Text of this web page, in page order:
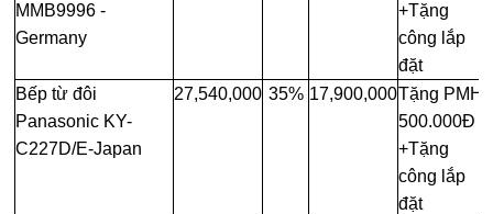
MMB9996 -
Germany
+Tặng
công lắp
đặt
Bếp từ đôi
Panasonic KY-
C227D/E-Japan
27,540,000 35% 17,900,000Tặng PMH
500.000Đ
+Tặng
công lắp
đặt